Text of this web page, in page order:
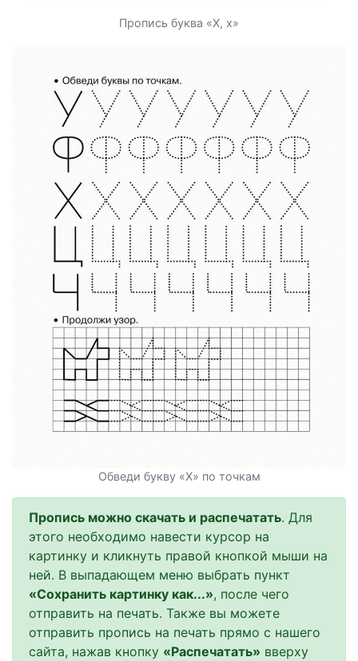
Пропись буква «Х, х»
Обведи букву «Х» по точкам
Пропись можно скачать и распечатать. Для
этого необходимо навести курсор на
картинку и кликнуть правой кнопкой мыши на
ней. В выпадающем меню выбрать пункт
«Сохранить картинку как...», после чего
отправить на печать. Также вы можете
отправить пропись на печать прямо с нашего
сайта, нажав кнопку «Распечатать» вверху